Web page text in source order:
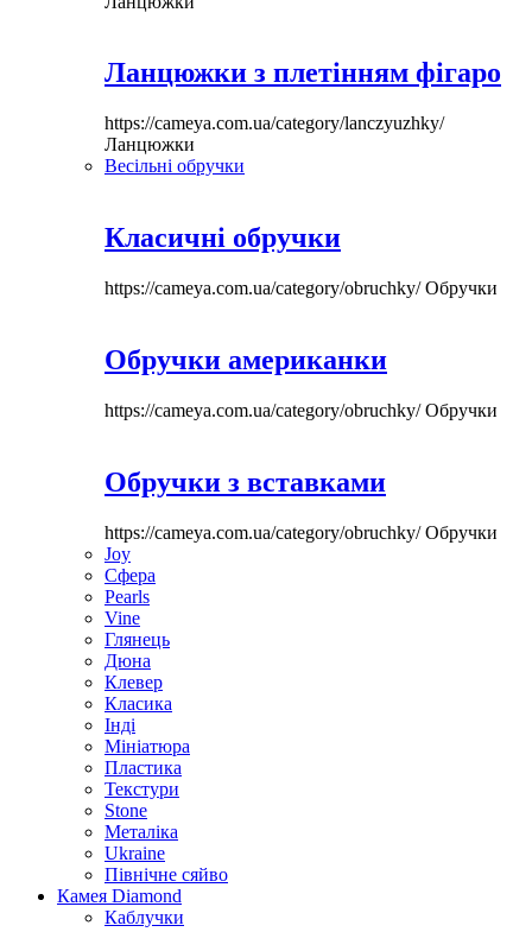
Ланцюжки з плетінням фігаро
https://cameya.com.ua/category/lanczyuzhky/
Ланцюжки
Весільні обручки
Класичні обручки
https://cameya.com.ua/category/obruchky/Обручки
Обручки американки
https://cameya.com.ua/category/obruchky/Обручки
Обручки з вставками
https://cameya.com.ua/category/obruchky/Обручки
Joy
Сфера
Pearls
Vine
Глянець
Дюна
Клевер
Класика
Інді
Мініатюра
Пластика
Текстури
Stone
Металіка
Ukraine
Північне сяйво
Камея Diamond
Каблучки